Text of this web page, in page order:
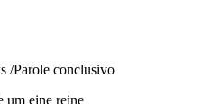
/Parole conclusivo
um eine reine